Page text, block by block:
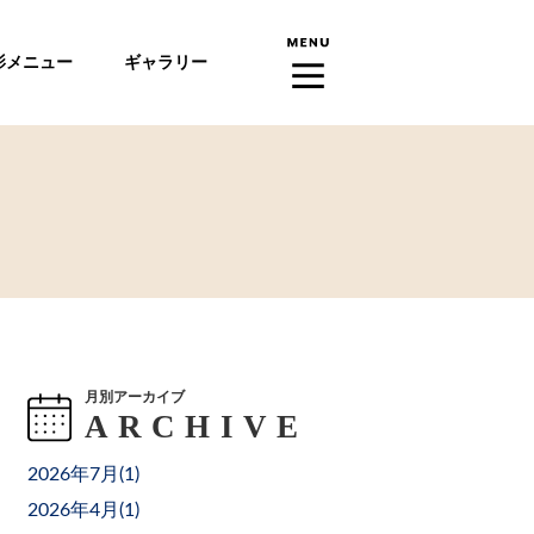
メニュー ギャラリー
月別アーカイブ
2026年7月(1 )
2026年4月(1 )